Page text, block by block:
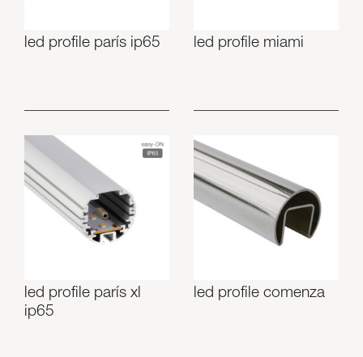
led profile parís ip65 led profile miami
led profile parís xl
ip65
led profile comenza